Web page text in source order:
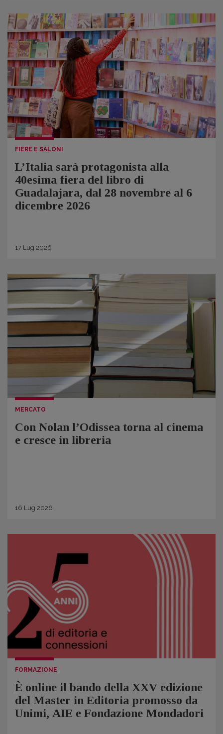
FIERE E SALONI
L’Italia sarà protagonista alla
40esima fiera del libro di
Guadalajara, dal 28 novembre al 6
dicembre 2026
17 Lug 2026
MERCATO
Con Nolan l’Odissea torna al cinema
e cresce in libreria
16 Lug 2026
FORMAZIONE
È online il bando della XXV edizione
del Master in Editoria promosso da
Unimi, AIE e Fondazione Mondadori